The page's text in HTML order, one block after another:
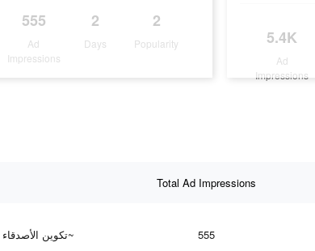
555
Ad
Impressions
2
Days
2
Popularity 5.4K
Ad
Impressions
Total Ad Impressions
WePlay، تكوين الأصدقاء أثناء اللعبة، وأكتشف صديقك المفضل~ 555